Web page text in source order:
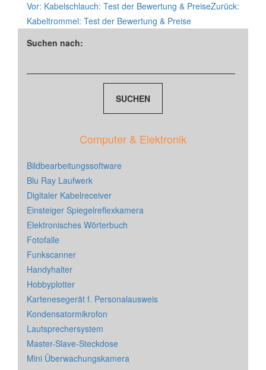
Vor: Kabelschlauch: Test der Bewertung & PreiseZurück:
Kabeltrommel: Test der Bewertung & Preise
Suchen nach:
Computer & Elektronik
Bildbearbeitungssoftware
Blu Ray Laufwerk
Digitaler Kabelreceiver
Einsteiger Spiegelreflexkamera
Elektronisches Wörterbuch
Fotofalle
Funkscanner
Handyhalter
Hobbyplotter
Kartenesegerät f. Personalausweis
Kondensatormikrofon
Lautsprechersystem
Master-Slave-Steckdose
Mini Überwachungskamera